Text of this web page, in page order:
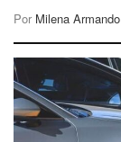
Por Milena Armando